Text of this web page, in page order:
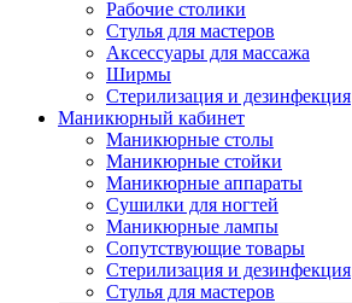
Рабочие столики
Стулья для мастеров
Аксессуары для массажа
Ширмы
Стерилизация и дезинфекция
Маникюрный кабинет
Маникюрные столы
Маникюрные стойки
Маникюрные аппараты
Сушилки для ногтей
Маникюрные лампы
Сопутствующие товары
Стерилизация и дезинфекция
Стулья для мастеров